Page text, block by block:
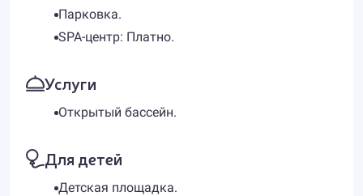
Парковка.
SPA-центр: Платно.
Услуги
Открытый бассейн.
Для детей
Детская площадка.